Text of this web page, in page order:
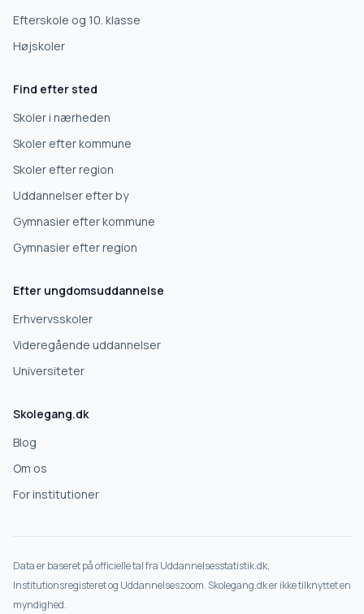
10. klasse
Erhvervsuddannelse
Højskole
Videregående uddannelse
Deles kun med gymnasier, der matcher det, du søger.
Efterskole og 10. klasse
Højskoler
Find efter sted
Skoler i nærheden
Skoler efter kommune
Skoler efter region
Uddannelser efter by
Gymnasier efter kommune
Gymnasier efter region
Efter ungdomsuddannelse
Erhvervsskoler
Videregående uddannelser
Universiteter
Skolegang.dk
Blog
Om os
For institutioner
Data er baseret på officielle tal fra Uddannelsesstatistik.dk,
Institutionsregisteret og Uddannelseszoom. Skolegang.dk er ikke tilknyttet en
myndighed.